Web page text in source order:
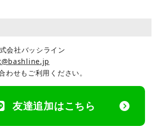
会社バッシライン
わせもご利用ください。
友達追加はこちら